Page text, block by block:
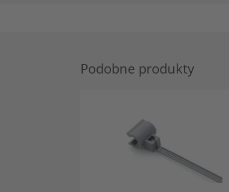
Podobne produkty